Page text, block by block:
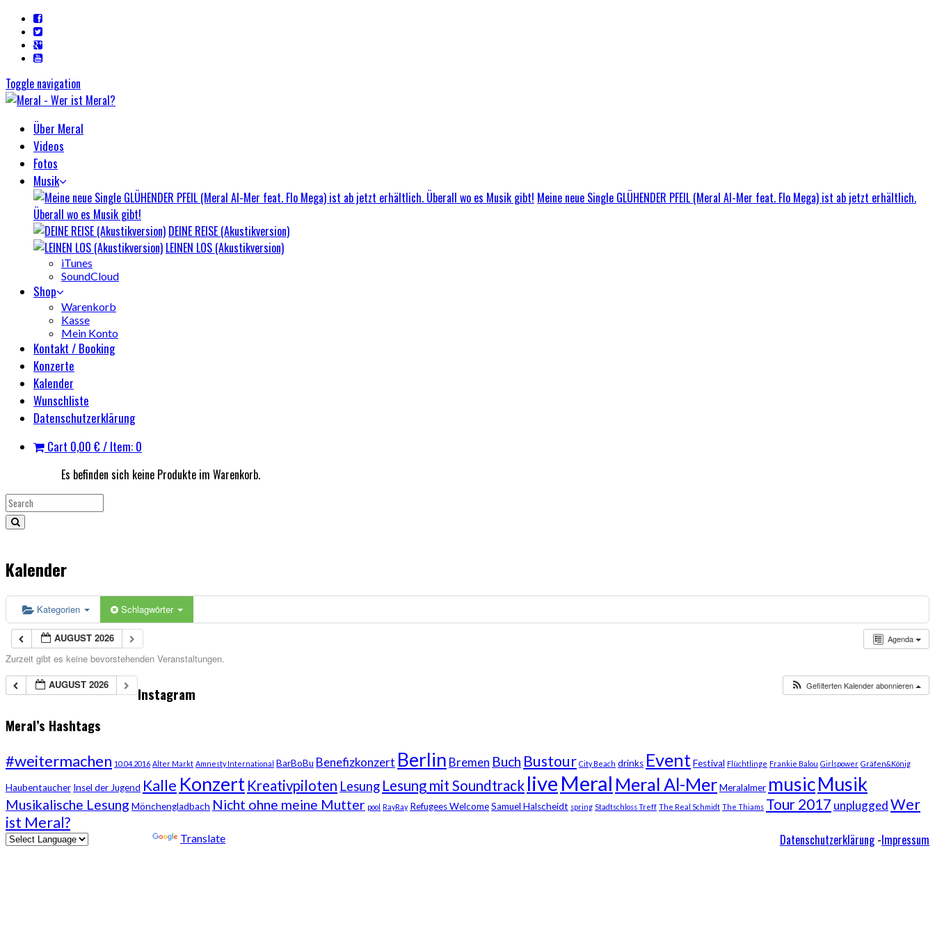
Toggle navigation
Über Meral
Videos
Fotos
Musik
Meine neue Single GLÜHENDER PFEIL (Meral Al-Mer feat. Flo Mega) ist ab jetzt erhältlich.
Überall wo es Musik gibt!
DEINE REISE (Akustikversion)
LEINEN LOS (Akustikversion)
iTunes
SoundCloud
Shop
Warenkorb
Kasse
Mein Konto
Kontakt / Booking
Konzerte
Kalender
Wunschliste
Datenschutzerklärung
Cart 0,00 € / Item: 0
Es befinden sich keine Produkte im Warenkorb.
Kalender
Kategorien Schlagwörter
Agenda
AUGUST 2026
Zurzeit gibt es keine bevorstehenden Veranstaltungen.
AUGUST 2026
Gefilterten Kalender abonnieren
Instagram
Meral’s Hashtags
#weitermachen 10.04.2016 Alter Markt Amnesty International BarBoBu Benefizkonzert Berlin Bremen Buch Bustour City Beach drinks Event Festival Flüchtlinge Frankie Balou Girlspower Gräfen&König
Haubentaucher Insel der Jugend Kalle Konzert Kreativpiloten Lesung Lesung mit Soundtrack live Meral Meral Al-MerMeralalmer musicMusik
Musikalische Lesung Mönchengladbach Nicht ohne meine Mutter pool RayRay Refugees WelcomeSamuel Halscheidt spring Stadtschloss Treff The Real Schmidt The Thiams Tour 2017 unpluggedWer
ist Meral?
Datenschutzerklärung-Impressum
Translate